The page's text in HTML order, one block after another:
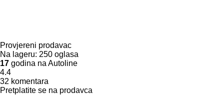
Provjereni prodavac
Na lageru: 250 oglasa
17 godina na Autoline
4.4
32 komentara
Pretplatite se na prodavca